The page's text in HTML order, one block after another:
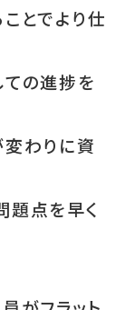
とでより仕
ての進捗を
変わりに資
題点を早く